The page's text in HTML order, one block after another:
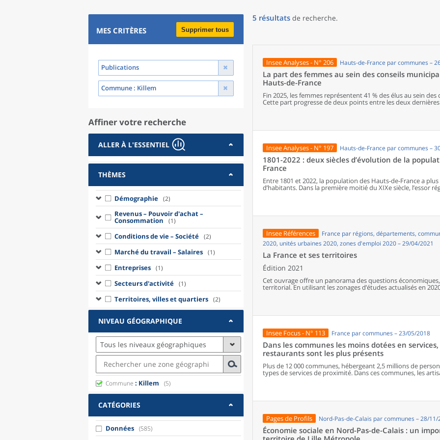
MES CRITÈRES Supprimer tous
Publications
Commune : Killem
Affiner votre recherche
ALLER À L'ESSENTIEL
THÈMES
Démographie (2)
Revenus – Pouvoir d'achat –
Consommation (1)
Conditions de vie – Société (2)
Marché du travail – Salaires (1)
Entreprises (1)
Secteurs d'activité (1)
Territoires, villes et quartiers (2)
NIVEAU GÉOGRAPHIQUE
Tous les niveaux géographiques
Commune : Killem (5)
CATÉGORIES
Données (585)
5 résultats de recherche.
Insee Analyses - N° 206 Hauts-de-France par communes –
La part des femmes au sein des conseils
Hauts-de-France
Fin 2025, les femmes représentent 41 % des élus au sein
Cette part progresse de deux points entre les deux
l’une des plus faibles de métropole. Dans la région, le Nord
de la région sont plus jeunes que leurs homologues
intermédiaires, et moins souvent des emplois de cadre ou
Insee Analyses - N° 197 Hauts-de-France par communes –
1801-2022 : deux siècles d’évolution de la
France
Entre 1801 et 2022, la population des Hauts-de-France a
d’habitants. Dans la première moitié du XIXe siècle, l’essor
partir de la seconde moitié du XIXe siècle, la Révolution
démographique. En première ligne lors des deux conflits
et de la reconstruction. Depuis les années 1970, la
baisse progressive de l’excédent naturel.
Insee Références
France par régions, départements,
2020, unités urbaines 2020, zones d'emploi 2020 – 29/04/2021
La France et ses territoires
Édition 2021
Cet ouvrage offre un panorama des questions
territorial. En utilisant les zonages d’études actualisés en
géographiques en France, sur les forces et faiblesses des
Insee Focus - N° 113 France par communes – 23/05/2018
Dans les communes les moins dotées en
restaurants sont les plus présents
Plus de 12 000 communes, hébergeant 2,5 millions de
types de services de proximité. Dans ces communes, les
présents, suivis des services de réparation automobile et de
sont situés dans des communes bénéficiant d’un nombre
possèdent aucun. Elles abritent 162 000 habitants.
Pages de Profils Nord-Pas-de-Calais par communes – 28/11/
Économie sociale en Nord-Pas-de-Calais : un